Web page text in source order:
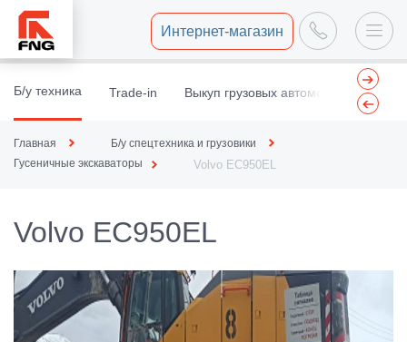
Интернет-магазин
Б/у техника Trade-in Выкуп грузовых автомобилей
Главная
Б/у спецтехника и грузовики
Гусеничные экскаваторы
Volvo EC950EL
Volvo EC950EL